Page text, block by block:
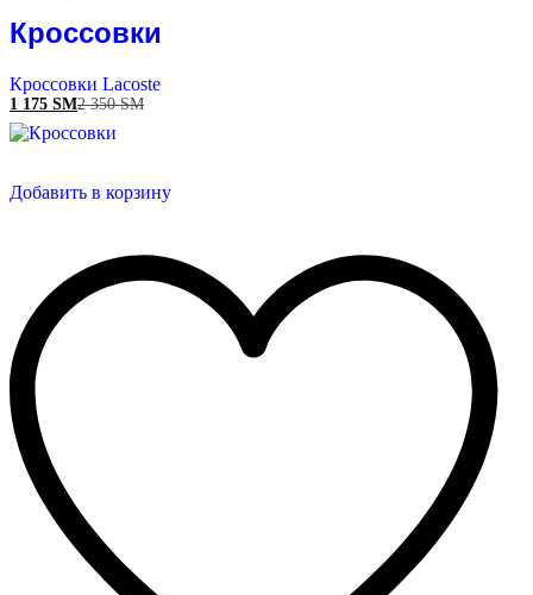
Кроссовки
Кроссовки Lacoste
1 175 ЅМ2 350ЅМ
Добавить в корзину